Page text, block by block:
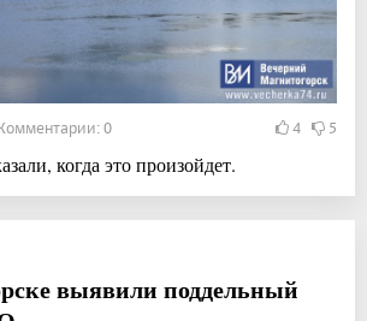
0 4 5
когда это произойдет.
выявили поддельный